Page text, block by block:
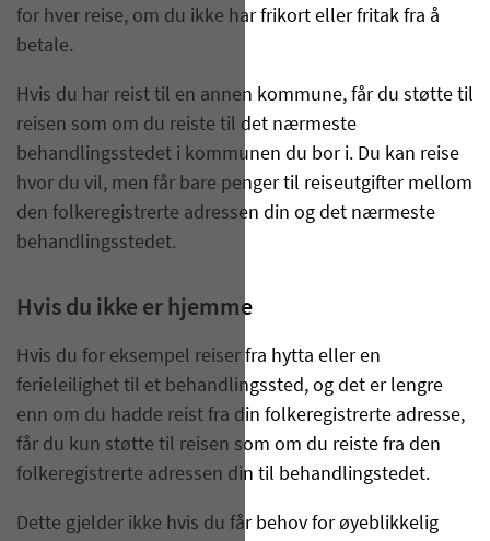
for hver reise, om du ikke har frikort eller fritak fra å
betale.
Hvis du har reist til en annen kommune, får du støtte til
reisen som om du reiste til det nærmeste
behandlingsstedet i kommunen du bor i. Du kan reise
hvor du vil, men får bare penger til reiseutgifter mellom
den folkeregistrerte adressen din og det nærmeste
behandlingsstedet.
Hvis du ikke er hjemme
Hvis du for eksempel reiser fra hytta eller en
ferieleilighet til et behandlingssted, og det er lengre
enn om du hadde reist fra din folkeregistrerte adresse,
får du kun støtte til reisen som om du reiste fra den
folkeregistrerte adressen din til behandlingstedet.
Dette gjelder ikke hvis du får behov for øyeblikkelig